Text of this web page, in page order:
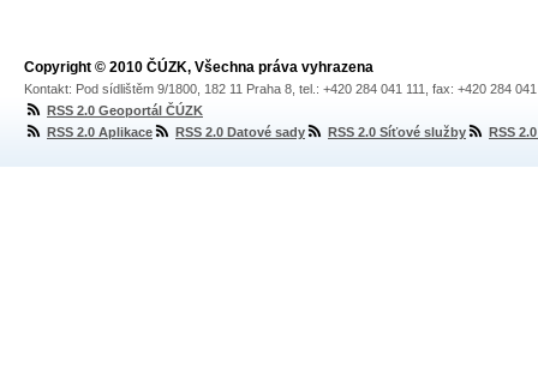
Copyright © 2010 ČÚZK, Všechna práva vyhrazena
Kontakt: Pod sídlištěm 9/1800, 182 11 Praha 8, tel.: +420 284 041 111, fax: +420 284
RSS 2.0 Geoportál ČÚZK
RSS 2.0 Aplikace
RSS 2.0 Datové sady RSS 2.0 Síťové služby RSS